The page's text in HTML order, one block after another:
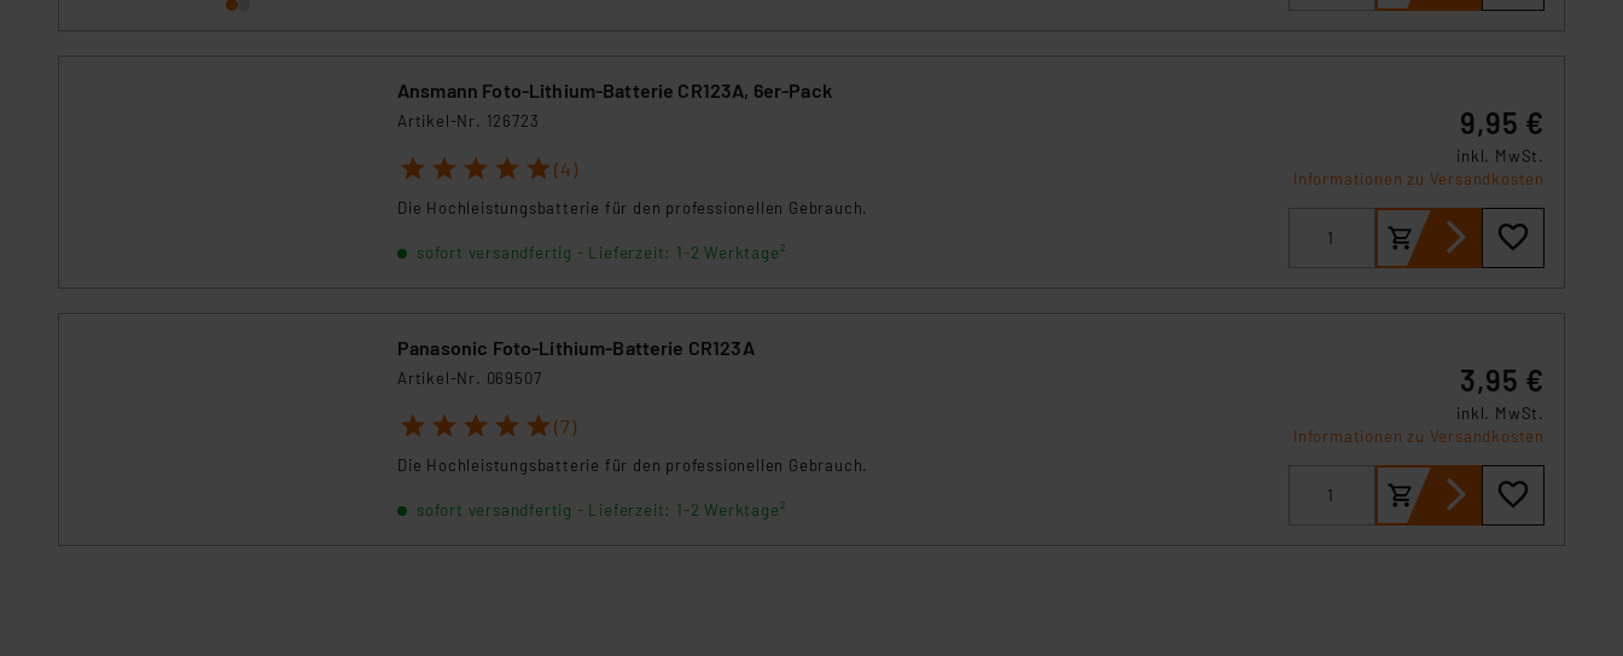
Daten, verbundenen Risiken.“
Impressum|Datenschutzerklärung
Ansmann Foto-Lithium-Batterie CR123A, 6er-Pack
Artikel-Nr. 126723
1 2 3 4 5 (4)
Die Hochleistungsbatterie für den professionellen Gebrauch.
sofort versandfertig - Lieferzeit: 1-2 Werktage²
9,95 €
inkl. MwSt.
Informationen zu Versandkosten
Panasonic Foto-Lithium-Batterie CR123A
Artikel-Nr. 069507
1 2 3 4 5 (7)
Die Hochleistungsbatterie für den professionellen Gebrauch.
sofort versandfertig - Lieferzeit: 1-2 Werktage²
3,95 €
inkl. MwSt.
Informationen zu Versandkosten